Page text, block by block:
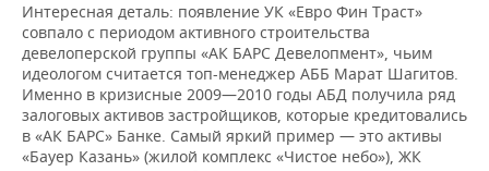
Интересная деталь: появление УК «Евро Фин Траст»
совпало с периодом активного строительства
девелоперской группы «АК БАРС Девелопмент», чьим
идеологом считается топ-менеджер АББ Марат Шагитов.
Именно в кризисные 2009—2010 годы АБД получила ряд
залоговых активов застройщиков, которые кредитовались
в «АК БАРС» Банке. Самый яркий пример — это активы
«Бауер Казань» (жилой комплекс «Чистое небо»), ЖК